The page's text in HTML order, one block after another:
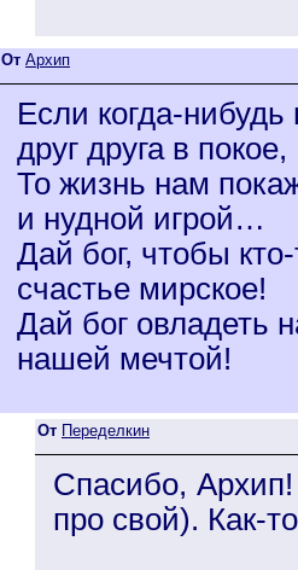
От Архип
Если когда-
друг друга в покое,
То жизнь нам
и нудной игрой…
Дай бог, чтобы
счастье мирское!
Дай бог овладеть
нашей мечтой!
От Переделкин
Спасибо,
про свой). Как-